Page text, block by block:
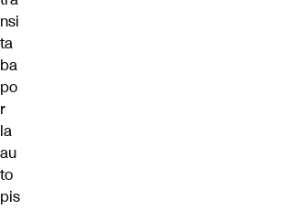
nsi
ta
ba
po
r
la
au
to
pis